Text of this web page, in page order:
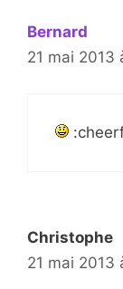
Bernard
21 mai 2013
Christophe
21 mai 2013